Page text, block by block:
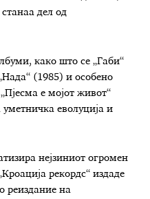
дел од
како што се „Габи“
(1985) и особено
е мојот живот“
уметничка еволуција и
нејзиниот огромен
рекордс“ издаде
реиздание на